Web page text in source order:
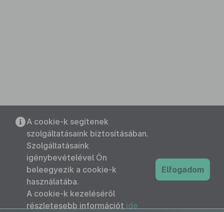
A cookie-k segítenek
szolgáltatásaink biztosításában.
Szolgáltatásaink
igénybevételével Ön
beleegyezik a cookie-k
használatába.
A cookie-k kezeléséről
részletesebb információt ide
Elfogadom